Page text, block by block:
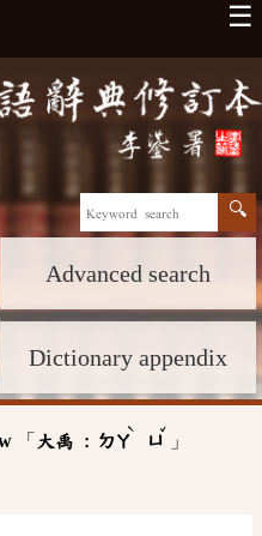
☰
Advanced search
Dictionary appendix
「 大禹 : ㄉㄚ
ˋ
ㄩ
ˇ
」